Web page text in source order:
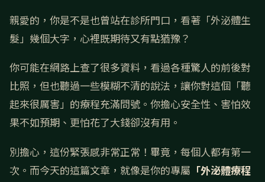
親愛的，你是不是也曾站在診所門口，看著「外泌體生
髮」幾個大字，心裡既期待又有點猶豫？
你可能在網路上查了很多資料，看過各種驚人的前後對
比照，但也聽過一些模糊不清的說法，讓你對這個「聽
起來很厲害」的療程充滿問號。你擔心安全性、害怕效
果不如預期、更怕花了大錢卻沒有用。
別擔心，這份緊張感非常正常！畢竟，每個人都有第一
次。而今天的這篇文章，就像是你的專屬 「外泌體療程